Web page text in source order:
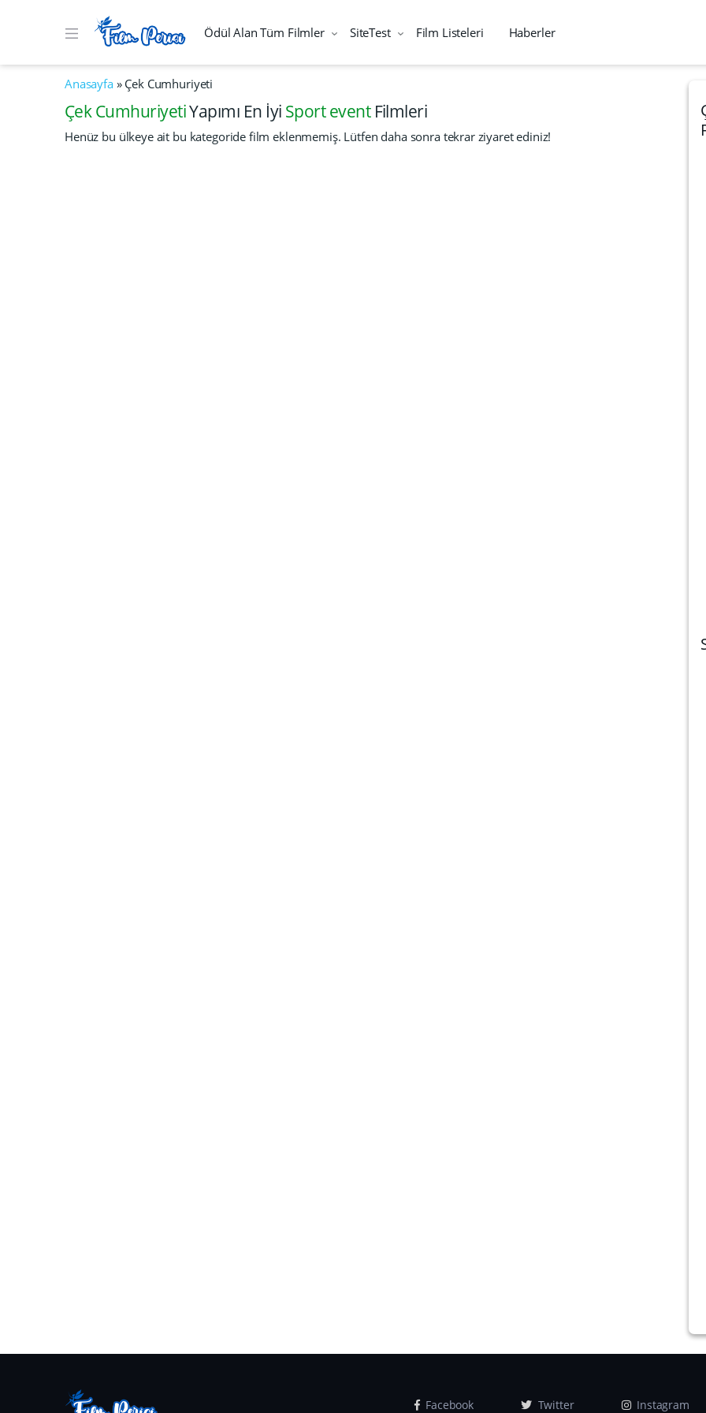
Ödül Alan Tüm Filmler SiteTest Film Listeleri Haberler
Anasayfa» Çek Cumhuriyeti
Çek CumhuriyetiYapımı En İyi Sport event Filmleri
Henüz bu ülkeye ait bu kategoride film eklenmemiş. Lütfen daha sonra tekrar ziyaret ediniz!
Facebook Twitter Instagram